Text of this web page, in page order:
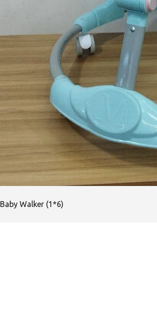
Baby Walker (1*6)